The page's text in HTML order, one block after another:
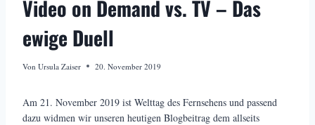
Video on Demand vs. TV – Das
ewige Duell
Von Ursula Zaiser 20. November 2019
Am 21. November 2019 ist Welttag des Fernsehens und passend
dazu widmen wir unseren heutigen Blogbeitrag dem allseits